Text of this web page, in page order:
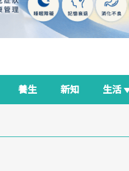
養生 新知 生活